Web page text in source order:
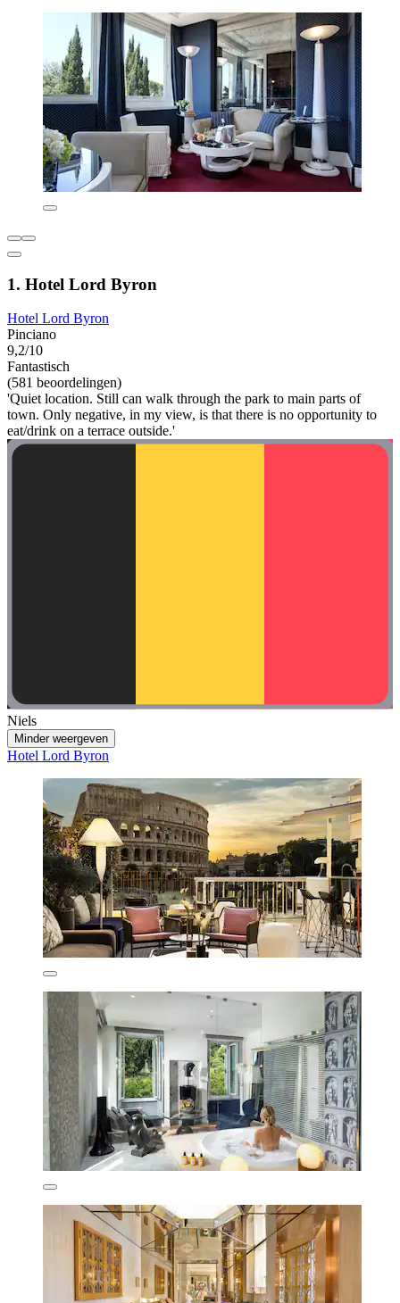
1. Hotel Lord Byron
Hotel Lord Byron
Pinciano
9,2/10
Fantastisch
(581 beoordelingen)
'Quiet location. Still can walk through the park to main parts of
town. Only negative, in my view, is that there is no opportunity to
eat/drink on a terrace outside.'
Niels
Minder weergeven
Hotel Lord Byron